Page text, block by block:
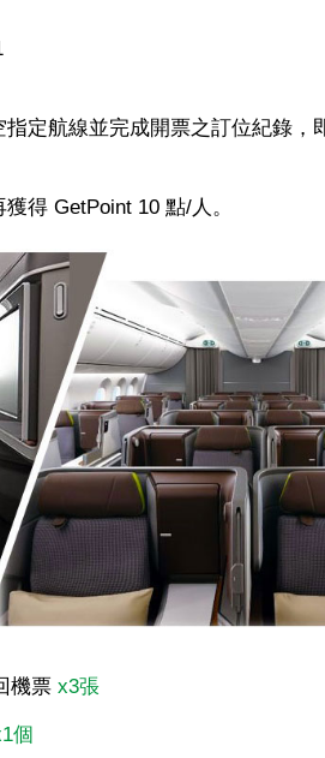
定航線並完成開票之訂位紀錄，
獲得 GetPoint 10 點/人 。
機票 x3張
個